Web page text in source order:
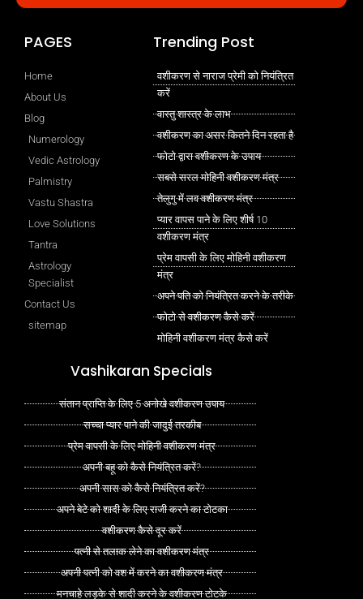
PAGES
Home
About Us
Blog
Numerology
Vedic Astrology
Palmistry
Vastu Shastra
Love Solutions
Tantra
Astrology
Specialist
Contact Us
sitemap
Trending Post
वशीकरण से नाराज प्रेमी को नियंत्रित
करें
वास्तु शास्त्र के लाभ
वशीकरण का असर कितने दिन रहता है
फोटो द्वारा वशीकरण के उपाय
सबसे सरल मोहिनी वशीकरण मंत्र
तेलुगु में लव वशीकरण मंत्र
प्यार वापस पाने के लिए शीर्ष 10
वशीकरण मंत्र
प्रेम वापसी के लिए मोहिनी वशीकरण
मंत्र
अपने पति को नियंत्रित करने के तरीके
फोटो से वशीकरण कैसे करें
मोहिनी वशीकरण मंत्र कैसे करें
Vashikaran Specials
संतान प्राप्ति के लिए 5 अनोखे वशीकरण उपाय
सच्चा प्यार पाने की जादुई तरकीब
प्रेम वापसी के लिए मोहिनी वशीकरण मंत्र
अपनी बहू को कैसे नियंत्रित करें?
अपनी सास को कैसे नियंत्रित करें?
अपने बेटे को शादी के लिए राजी करने का टोटका
वशीकरण कैसे दूर करें
पत्नी से तलाक लेने का वशीकरण मंत्र
अपनी पत्नी को वश में करने का वशीकरण मंत्र
मनचाहे लड़के से शादी करने के वशीकरण टोटके